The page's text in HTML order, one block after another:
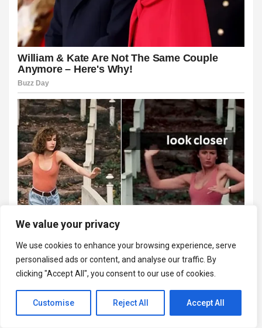
We value your privacy
We use cookies to enhance your browsing experience, serve
personalised ads or content, and analyse our traffic. By
clicking "Accept All", you consent to our use of cookies.
Customise Reject All Accept All